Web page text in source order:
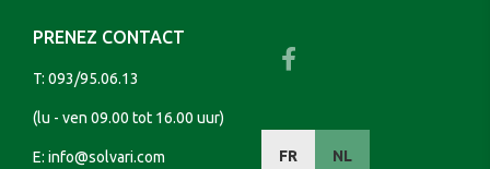
PRENEZ CONTACT
T: 093/95.06.13
(lu - ven 09.00 tot 16.00 uur)
E: info@solvari.com FR NL